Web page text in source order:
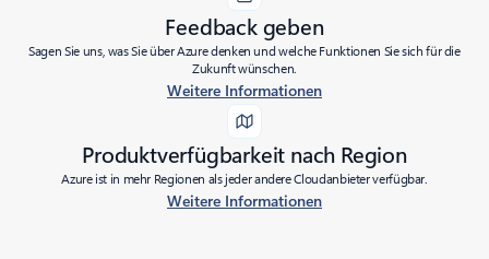
Feedback geben
Sagen Sie uns, was Sie über Azure denken und welche Funktionen Sie sich für die
Zukunft wünschen.
Weitere Informationen
Produktverfügbarkeit nach Region
Azure ist in mehr Regionen als jeder andere Cloudanbieter verfügbar.
Weitere Informationen